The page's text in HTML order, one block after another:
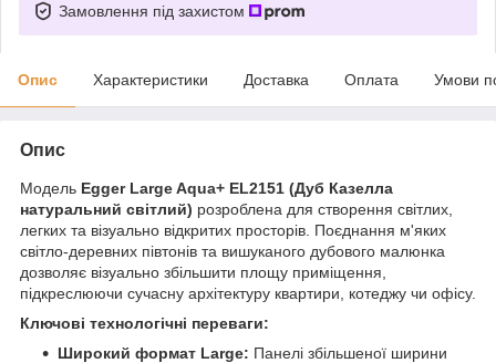
Замовлення під захистом
Опис Характеристики Доставка Оплата Умови
Опис
Модель Egger Large Aqua+ EL2151 (Дуб Казелла
натуральний світлий) розроблена для створення світлих,
легких та візуально відкритих просторів. Поєднання м'яких
світло-деревних півтонів та вишуканого дубового малюнка
дозволяє візуально збільшити площу приміщення,
підкреслюючи сучасну архітектуру квартири, котеджу чи офісу.
Ключові технологічні переваги:
Широкий формат Large: Панелі збільшеної ширини